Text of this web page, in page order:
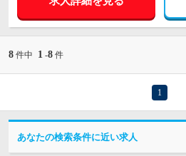
8 件中 1 -8 件
1
あなたの検索条件に近い求人